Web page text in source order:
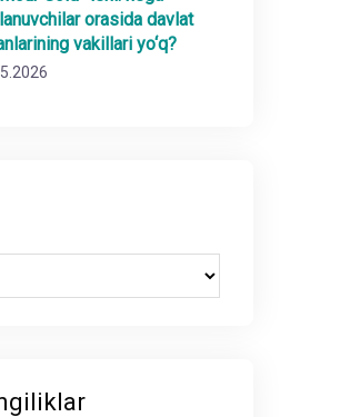
orasida davlat
vakillari yo‘q?